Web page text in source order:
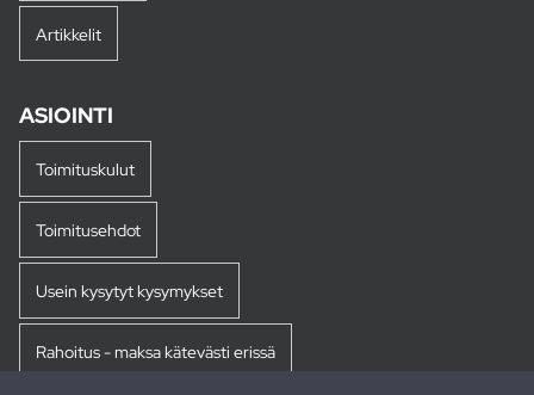
Artikkelit
ASIOINTI
Toimituskulut
Toimitusehdot
Usein kysytyt kysymykset
Rahoitus - maksa kätevästi erissä